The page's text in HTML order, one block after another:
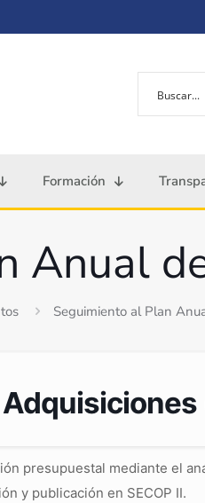
Formación
Anual
Seguimiento al Plan
presupuestal mediante el
y publicación en SECOP II.